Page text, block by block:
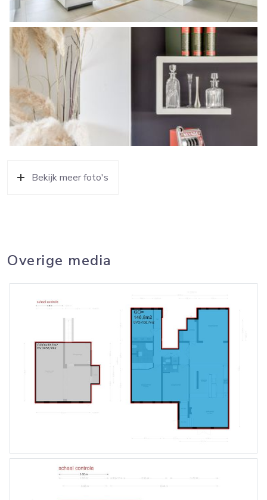
Bekijk meer foto's
Overige media